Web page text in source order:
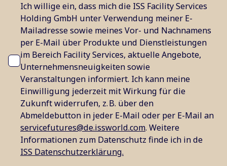
Ich willige ein, dass mich die ISS Facility Services
Holding GmbH unter Verwendung meiner E-
Mailadresse sowie meines Vor- und Nachnamens
per E-Mail über Produkte und Dienstleistungen
im Bereich Facility Services, aktuelle Angebote,
Unternehmensneuigkeiten sowie
Veranstaltungen informiert. Ich kann meine
Einwilligung jederzeit mit Wirkung für die
Zukunft widerrufen, z. B. über den
Abmeldebutton in jeder E-Mail oder per E-Mail an
servicefutures@de.issworld.com. Weitere
Informationen zum Datenschutz finde ich in de
ISS Datenschutzerklärung.